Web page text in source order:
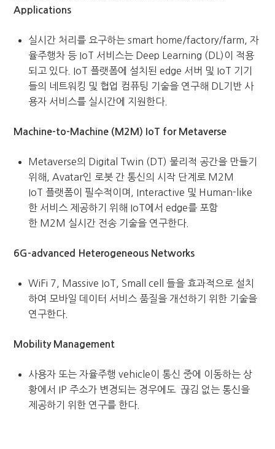
Applications
실시간 처리를 요구하는 smart home/factory/farm, 자
율주행차 등 IoT 서비스는 Deep Learning (DL)이 적용
되고 있다. IoT 플랫폼에 설치된 edge 서버 및 IoT 기기
들의 네트워킹 및 협업 컴퓨팅 기술을 연구해 DL기반 사
용자 서비스를 실시간에 지원한다.
Machine-to-Machine (M2M) IoT for Metaverse
Metaverse의 Digital Twin (DT) 물리적 공간을 만들기
위해
, Avatar인 로봇 간 통신의 시작 단계로 M2M
IoT 플랫폼이 필수적이며 , Interactive 및 Human-like
한 서비스 제공하기 위해 IoT에서edge를 포함
한 M2M 실시간 전송 기술을 연구한다.
6G-advanced Heterogeneous Networks
WiFi 7, Massive IoT, Small cell 들을 효과적으로 설치
하여 모바일 데이터 서비스 품질을 개선하기 위한 기술을
연구한다.
Mobility Management
사용자 또는 자율주행 vehicle이 통신 중에 이동하는 상
황에서 IP 주소가 변경되는 경우에도 끊김 없는 통신을
제공하기 위한 연구를 한다.